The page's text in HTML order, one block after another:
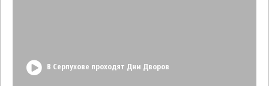
В Серпухове проходят Дни Дворов